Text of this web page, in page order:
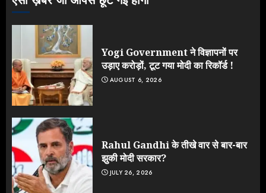
Yogi Government ने विज्ञापनों पर
उड़ाए करोड़ों, टूट गया मोदी का रिकॉर्ड !
AUGUST 6, 2026
Rahul Gandhi के तीखे वार से बार-बार
झुकी मोदी सरकार?
JULY 26, 2026